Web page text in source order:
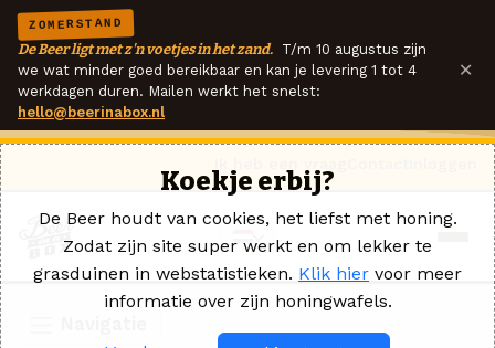
ZOMERSTAND
De Beer ligt met z'n voetjes in het zand. T/m 10 augustus zijn
we wat minder goed bereikbaar en kan je levering 1 tot 4
werkdagen duren. Mailen werkt het snelst:
hello@beerinabox.nl
×
Koekje erbij?
De Beer houdt van cookies, het liefst met honing.
Zodat zijn site super werkt en om lekker te
grasduinen in webstatistieken. Klik hier voor meer
informatie over zijn honingwafels.